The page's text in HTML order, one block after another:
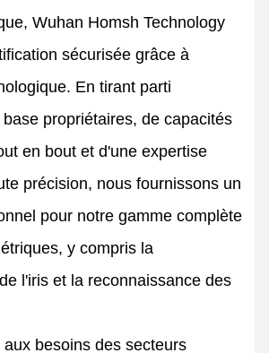
Wuhan Homsh Technology
sécurisée grâce à
En tirant parti
propriétaires, de capacités
en bout et d'une expertise
précision, nous fournissons un
pour notre gamme complète
y compris la
l'iris et la reconnaissance des
besoins des secteurs